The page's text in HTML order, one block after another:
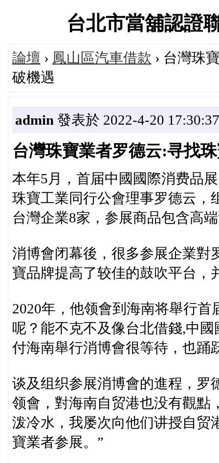
台北市當舖認證
論壇 › 鳳山區汽車借款 › 台灣珠
破機遇
admin 發表於 2022-4-20 17:30:37
台灣珠寶業者罗德云:寻找
本年5月，首届中國國際消费品
珠寶工業同行公會理事罗德云，
台灣企業8家，参展商品包含高
消博會闭幕後，很多参展企業對
寶品牌提高了较佳的鼓吹平台，
2020年，他领會到海南将舉行
呢？能不克不及像台北借錢,中
付海南舉行消博會很等待，也踊
谈及组织参展消博會的進程，罗
领會，對海南自贸港也没有觀點
泼冷水，我屡次向他们讲授自贸
寶業者参展。”